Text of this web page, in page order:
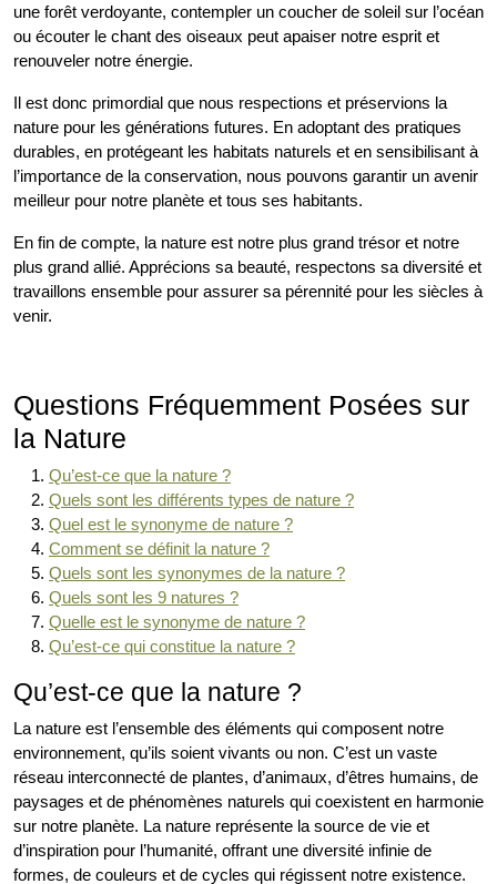
une forêt verdoyante, contempler un coucher de soleil sur l’océan
ou écouter le chant des oiseaux peut apaiser notre esprit et
renouveler notre énergie.
Il est donc primordial que nous respections et préservions la
nature pour les générations futures. En adoptant des pratiques
durables, en protégeant les habitats naturels et en sensibilisant à
l’importance de la conservation, nous pouvons garantir un avenir
meilleur pour notre planète et tous ses habitants.
En fin de compte, la nature est notre plus grand trésor et notre
plus grand allié. Apprécions sa beauté, respectons sa diversité et
travaillons ensemble pour assurer sa pérennité pour les siècles à
venir.
Questions Fréquemment Posées sur
la Nature
Qu’est-ce que la nature ?
Quels sont les différents types de nature ?
Quel est le synonyme de nature ?
Comment se définit la nature ?
Quels sont les synonymes de la nature ?
Quels sont les 9 natures ?
Quelle est le synonyme de nature ?
Qu’est-ce qui constitue la nature ?
Qu’est-ce que la nature ?
La nature est l’ensemble des éléments qui composent notre
environnement, qu’ils soient vivants ou non. C’est un vaste
réseau interconnecté de plantes, d’animaux, d’êtres humains, de
paysages et de phénomènes naturels qui coexistent en harmonie
sur notre planète. La nature représente la source de vie et
d’inspiration pour l’humanité, offrant une diversité infinie de
formes, de couleurs et de cycles qui régissent notre existence.